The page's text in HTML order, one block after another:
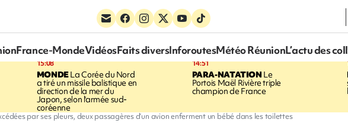
France-MondeVidéosFaits diversInforoutesMétéo RéunionL’actu des
15:08
MONDELa Corée du Nord
a tiré un missile balistique en
direction de la mer du
Japon, selon l'armée sud-
coréenne
14:51
PARA-NATATIONLe
Portois Maël Rivière triple
champion de France
par ses pleurs, deux passagères d’un avion enferment un bébé dans les toilettes